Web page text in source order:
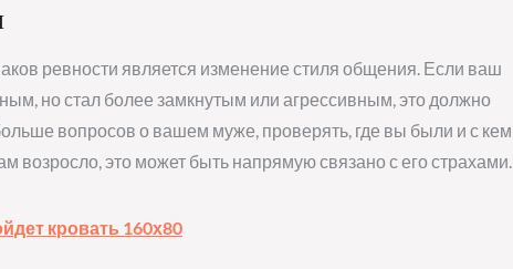
ревности является изменение стиля общения. Если ваш
но стал более замкнутым или агрессивным, это должно
вопросов о вашем муже, проверять, где вы были и с кем
возросло, это может быть напрямую связано с его страхами.
кровать 160х80